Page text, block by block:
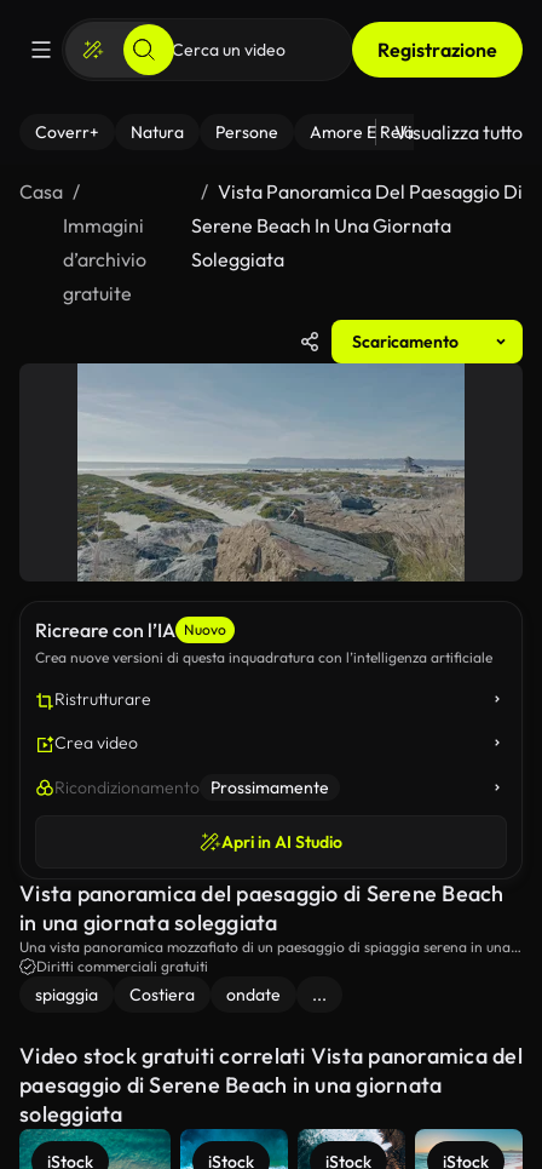
Registrazione
Coverr+ Natura Persone Amore E Relazioni Il
Visualizza tutto
Casa
Immagini
d’archivio
gratuite
Vista Panoramica Del Paesaggio Di
Serene Beach In Una Giornata
Soleggiata
Scaricamento
Ricreare con l’IA Nuovo
Crea nuove versioni di questa inquadratura con l’intelligenza artificiale
Ristrutturare
Crea video
Ricondizionamento Prossimamente
Apri in AI Studio
Vista panoramica del paesaggio di Serene Beach
in una giornata soleggiata
Una vista panoramica mozzafiato di un paesaggio di spiaggia serena in una
giornata soleggiata.Le onde calme e la spiaggia di sabbia intatta creano una
scena tranquilla e pittoresca.
Diritti commerciali gratuiti
spiaggia Costiera ondate ...
Video stock gratuiti correlati Vista panoramica del
paesaggio di Serene Beach in una giornata
soleggiata
iStock iStock iStock iStock